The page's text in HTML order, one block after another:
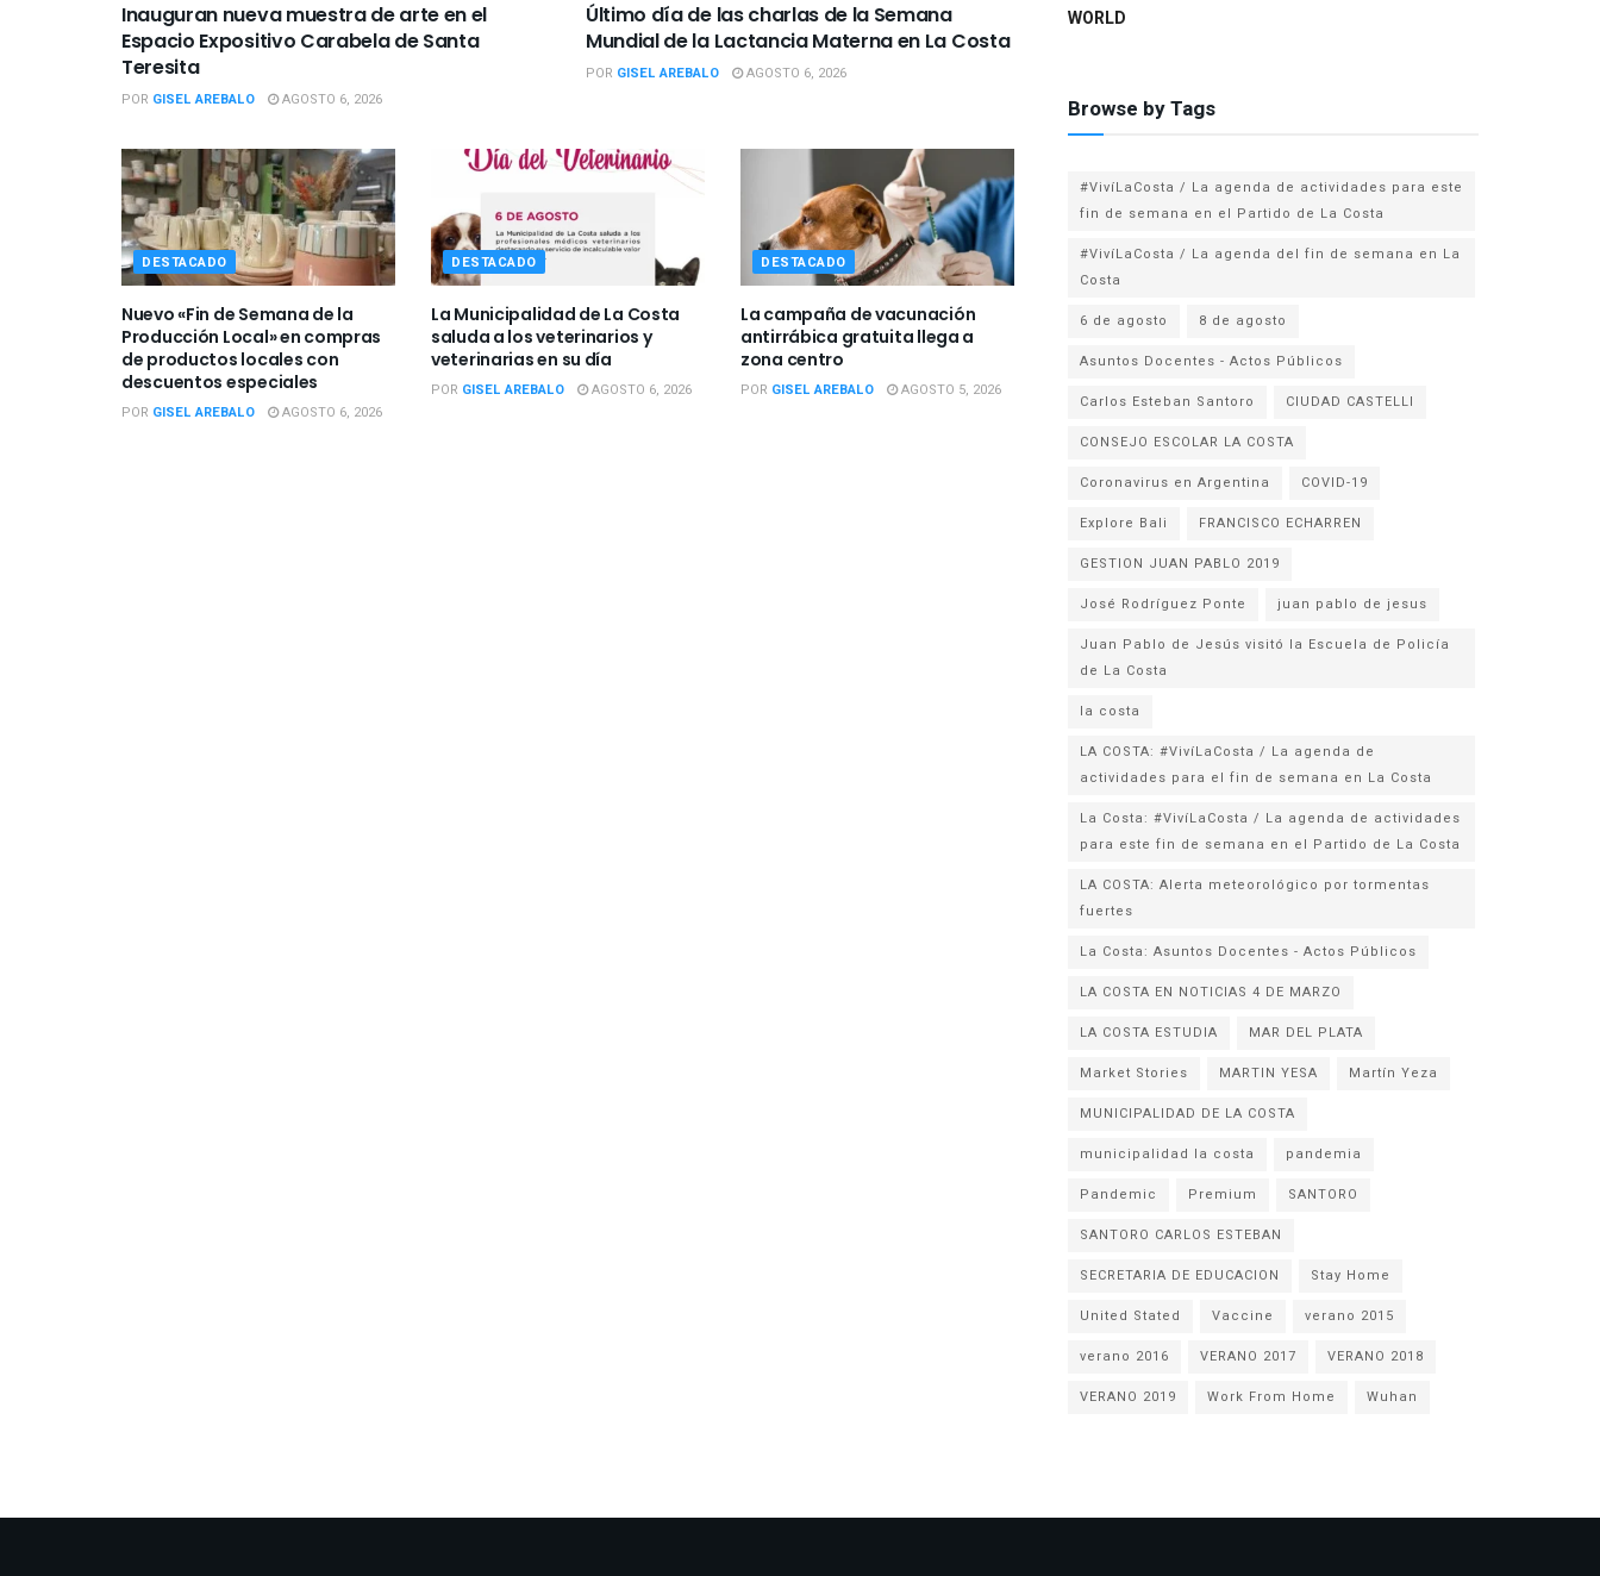
Inauguran nueva muestra de arte en el
Espacio Expositivo Carabela de Santa
Teresita
POR GISEL AREBALO AGOSTO 6, 2026
Último día de las charlas de la Semana
Mundial de la Lactancia Materna en La Costa
POR GISEL AREBALO AGOSTO 6, 2026
DESTACADO
Nuevo «Fin de Semana de la
Producción Local» en compras
de productos locales con
descuentos especiales
POR GISEL AREBALO AGOSTO 6, 2026
DESTACADO
La Municipalidad de La Costa
saluda a los veterinarios y
veterinarias en su día
POR GISEL AREBALO AGOSTO 6, 2026
DESTACADO
La campaña de vacunación
antirrábica gratuita llega a
zona centro
POR GISEL AREBALO AGOSTO 5, 2026
WORLD
Browse by Tags
#VivíLaCosta / La agenda de actividades para este
fin de semana en el Partido de La Costa
#VivíLaCosta / La agenda del fin de semana en La
Costa
6 de agosto
8 de agosto
Asuntos Docentes - Actos Públicos
Carlos Esteban Santoro
CIUDAD CASTELLI
CONSEJO ESCOLAR LA COSTA
Coronavirus en Argentina
COVID-19
Explore Bali
FRANCISCO ECHARREN
GESTION JUAN PABLO 2019
José Rodríguez Ponte
juan pablo de jesus
Juan Pablo de Jesús visitó la Escuela de Policía
la costa
LA COSTA: #VivíLaCosta / La agenda de
actividades para el fin de semana en La Costa
La Costa: #VivíLaCosta / La agenda de actividades
para este fin de semana en el Partido de La Costa
LA COSTA: Alerta meteorológico por tormentas
fuertes
La Costa: Asuntos Docentes - Actos Públicos
LA COSTA EN NOTICIAS 4 DE MARZO
LA COSTA ESTUDIA
MAR DEL PLATA
Market Stories
MARTIN YESA
Martín Yeza
MUNICIPALIDAD DE LA COSTA
municipalidad la costa
pandemia
Pandemic
Premium
SANTORO
SANTORO CARLOS ESTEBAN
SECRETARIA DE EDUCACION
Stay Home
United Stated
Vaccine
verano 2015
verano 2016
VERANO 2017
VERANO 2018
VERANO 2019
Work From Home Wuhan